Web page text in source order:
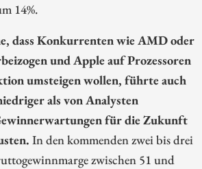
14%.
dass Konkurrenten wie AMD oder
und Apple auf Prozessoren
umsteigen wollen, führte auch
als von Analysten
für die Zukunft
In den kommenden zwei bis drei
zwischen 51 und